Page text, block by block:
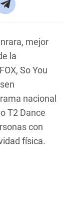
mejor
la
So You
nacional
T2 Dance
con
física.